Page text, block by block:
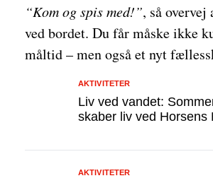
“Kom og spis med!”, så overvej
ved bordet. Du får måske ikke
måltid – men også et nyt
Liv ved vandet:
skaber liv ved Horsens
AKTIVITETER
AKTIVITETER